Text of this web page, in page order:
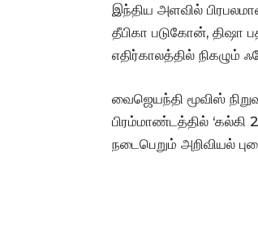
இந்திய அளவில்
தீபிகா படுகோன், திஷா
எதிர்காலத்தில் நிகழும்
வைஜெயந்தி மூவிஸ்
பிரம்மாண்டத்தில் ‘கல்கி
நடைபெறும் அறிவியல்